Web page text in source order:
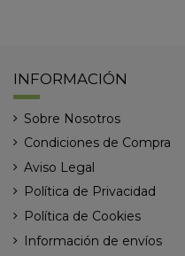
INFORMACIÓN
Sobre Nosotros
Condiciones de Compra
Aviso Legal
Política de Privacidad
Política de Cookies
Información de envíos